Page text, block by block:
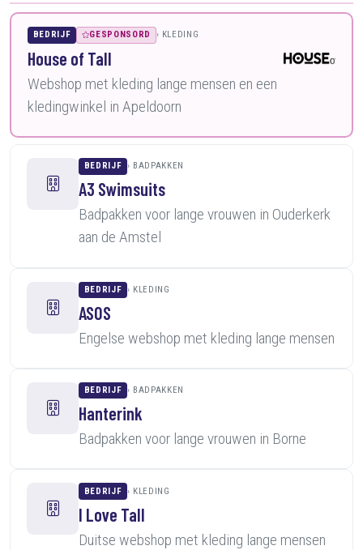
BEDRIJF GESPONSORD KLEDING
House of Tall
Webshop met kleding lange mensen en een
kledingwinkel in Apeldoorn
BEDRIJF BADPAKKEN
A3 Swimsuits
Badpakken voor lange vrouwen in Ouderkerk
aan de Amstel
BEDRIJF KLEDING
ASOS
Engelse webshop met kleding lange mensen
BEDRIJF BADPAKKEN
Hanterink
Badpakken voor lange vrouwen in Borne
BEDRIJF KLEDING
I Love Tall
Duitse webshop met kleding lange mensen